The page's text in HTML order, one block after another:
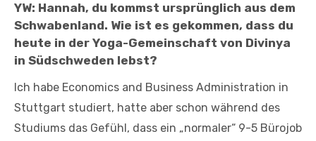
YW: Hannah, du kommst ursprünglich aus dem
Schwabenland. Wie ist es gekommen, dass du
heute in der Yoga-Gemeinschaft von Divinya
in Südschweden lebst?
Ich habe Economics and Business Administration in
Stuttgart studiert, hatte aber schon während des
Studiums das Gefühl, dass ein „normaler“ 9-5 Bürojob